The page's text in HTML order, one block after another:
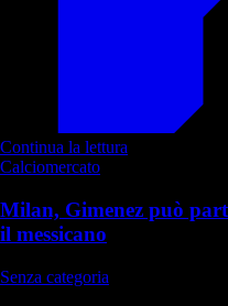
Continua la lettura
Calciomercato
Milan, Gimenez può
il messicano
Senza categoria